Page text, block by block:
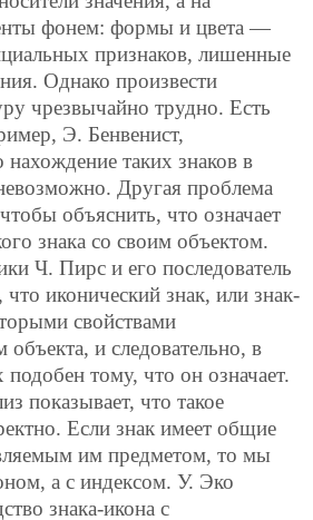
фонем: формы и цвета —
признаков, лишенные
Однако произвести
чрезвычайно трудно. Есть
Э. Бенвенист,
таких знаков в
Другая проблема
объяснить, что означает
знака со своим объектом.
Ч. Пирс и его последователь
иконический знак, или знак-
свойствами
объекта, и следовательно, в
подобен тому, что он означает.
показывает, что такое
Если знак имеет общие
им предметом, то мы
а с индексом. У. Эко
знака-икона с